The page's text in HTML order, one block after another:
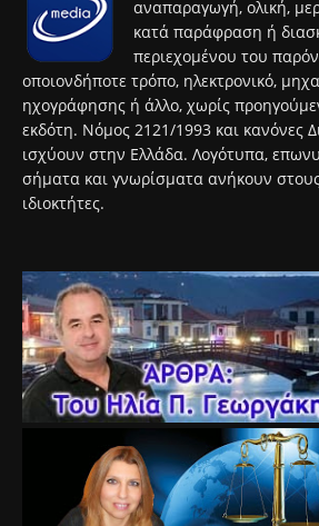
αναπαραγωγή, ολική,
κατά παράφραση ή
περιεχομένου του
οποιονδήποτε τρόπο, ηλεκτρονικό,
ηχογράφησης ή άλλο, χωρίς
εκδότη. Νόμος 2121/1993 και κανόνες
ισχύουν στην Ελλάδα. Λογότυπα,
σήματα και γνωρίσματα ανήκουν
ιδιοκτήτες.